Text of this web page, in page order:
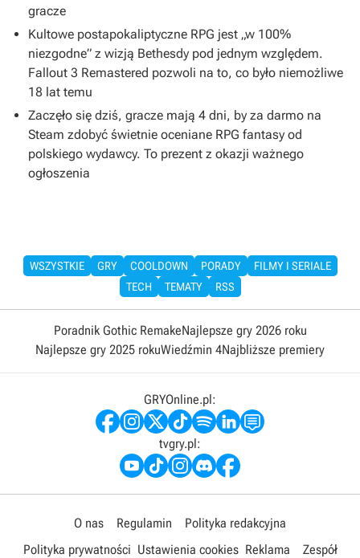
gracze
Kultowe postapokaliptyczne RPG jest „w 100%
niezgodne” z wizją Bethesdy pod jednym względem.
Fallout 3 Remastered pozwoli na to, co było niemożliwe
18 lat temu
Zaczęło się dziś, gracze mają 4 dni, by za darmo na
Steam zdobyć świetnie oceniane RPG fantasy od
polskiego wydawcy. To prezent z okazji ważnego
ogłoszenia
WSZYSTKIE GRY COOLDOWN PORADY
FILMY I SERIALE
TECH
TEMATY RSS
Poradnik Gothic RemakeNajlepsze gry 2026 roku
Najlepsze gry 2025 rokuWiedźmin 4Najbliższe premiery
GRYOnline.pl:
tvgry.pl:
O nas Regulamin
Polityka redakcyjna
Polityka prywatności Ustawienia cookies Reklama Zespół